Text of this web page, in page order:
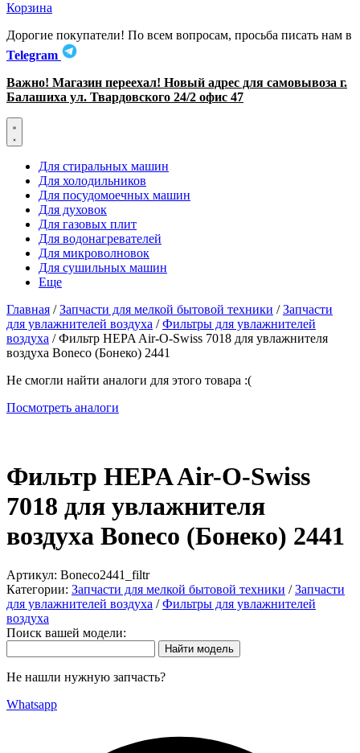
Корзина
Дорогие покупатели! По всем вопросам, просьба писать нам в
Telegram
Важно! Магазин переехал! Новый адрес для самовывоза г.
Балашиха ул. Твардовского 24/2 офис 47
Для стиральных машин
Для холодильников
Для посудомоечных машин
Для духовок
Для газовых плит
Для водонагревателей
Для микроволновок
Для сушильных машин
Еще
Главная /Запчасти для мелкой бытовой техники /Запчасти
для увлажнителей воздуха /Фильтры для увлажнителей
воздуха / Фильтр HEPA Air-O-Swiss 7018 для увлажнителя
воздуха Boneco (Бонеко) 2441
Не смогли найти аналоги для этого товара :(
Посмотреть аналоги
Фильтр HEPA Air-O-Swiss
7018 для увлажнителя
воздуха Boneco (Бонеко) 2441
Артикул: Boneco2441_filtr
Категории: Запчасти для мелкой бытовой техники /Запчасти
для увлажнителей воздуха /Фильтры для увлажнителей
воздуха
Поиск вашей модели:
Не нашли нужную запчасть?
Whatsapp